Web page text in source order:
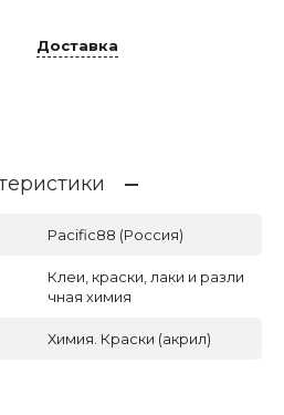
Доставка
Pacific88 (Россия)
Клеи, краски, лаки и разли
чная химия
Химия. Краски (акрил)